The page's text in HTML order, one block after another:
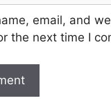
email, and
the next time I